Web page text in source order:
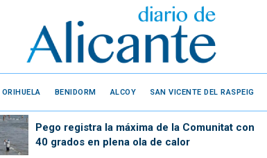
ORIHUELA BENIDORM ALCOY SAN VICENTE DEL RASPEIG
Pego registra la máxima de la Comunitat con
40 grados en plena ola de calor